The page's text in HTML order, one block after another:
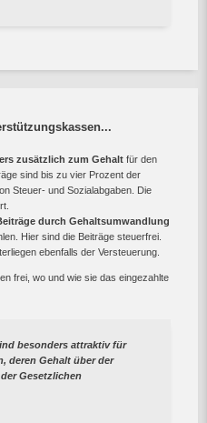
zusätzlich zum Gehalt für den
sind bis zu vier Prozent der
Steuer- und Sozialabgaben. Die
durch Gehaltsumwandlung
Hier sind die Beiträge steuerfrei.
ebenfalls der Versteuerung.
frei, wo und wie sie das eingezahlte
besonders attraktiv für
deren Gehalt über der
Gesetzlichen